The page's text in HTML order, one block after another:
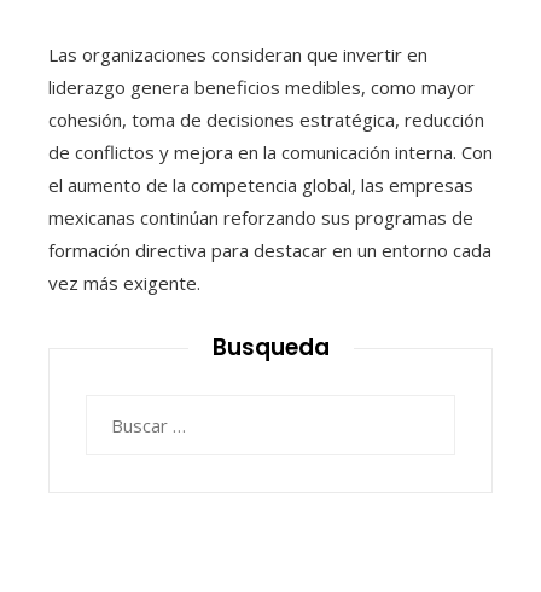
Las organizaciones consideran que invertir en
liderazgo genera beneficios medibles, como mayor
cohesión, toma de decisiones estratégica, reducción
de conflictos y mejora en la comunicación interna. Con
el aumento de la competencia global, las empresas
mexicanas continúan reforzando sus programas de
formación directiva para destacar en un entorno cada
vez más exigente.
Busqueda